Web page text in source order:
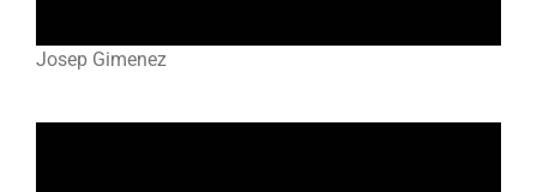
Josep Gimenez